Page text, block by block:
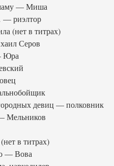
— Миша
— риэлтор
(нет в титрах)
Серов
Юра
девиц — полковник
Мельников
в титрах)
— Вова